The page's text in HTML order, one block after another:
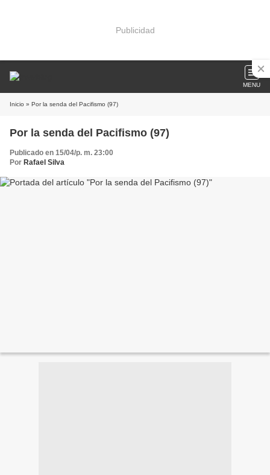
Publicidad
MENU
Inicio » Por la senda del Pacifismo (97)
Por la senda del Pacifismo (97)
Publicado en 15/04/p. m. 23:00
Por Rafael Silva